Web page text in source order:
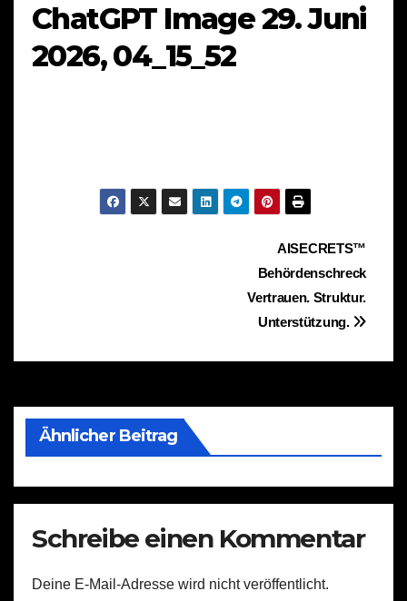
ChatGPT Image 29. Juni
2026, 04_15_52
BeitragsnavigationAISECRETS™
Behördenschreck
Vertrauen. Struktur.
Unterstützung.
Ähnlicher Beitrag
Schreibe einen Kommentar
Deine E-Mail-Adresse wird nicht veröffentlicht.